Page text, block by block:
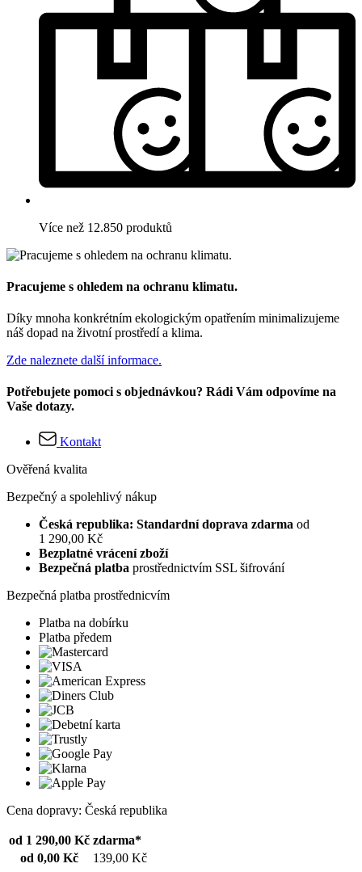
Více než 12.850 produktů
Pracujeme s ohledem na ochranu klimatu.
Díky mnoha konkrétním ekologickým opatřením minimalizujeme
náš dopad na životní prostředí a klima.
Zde naleznete další informace.
Potřebujete pomoci s objednávkou? Rádi Vám odpovíme na
Vaše dotazy.
Kontakt
Ověřená kvalita
Bezpečný a spolehlivý nákup
Česká republika: Standardní doprava zdarma od
1 290,00 Kč
Bezplatné vrácení zboží
Bezpečná platba prostřednictvím SSL šifrování
Bezpečná platba prostřednicvím
Platba na dobírku
Platba předem
Cena dopravy: Česká republika
od 1 290,00 Kč zdarma*
od 0,00 Kč
139,00 Kč